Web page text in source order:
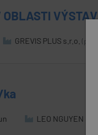
OBLASTI
GREVIS PLUS s.r.o. (přes
ka
LEO NGUYEN